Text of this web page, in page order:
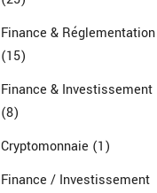
Finance & Réglementation
(15)
Finance & Investissement
(8)
Cryptomonnaie (1)
Finance / Investissement